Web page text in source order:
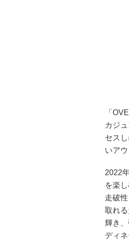
「
カジ
セス
いア
2022
を楽
走破
取れ
輝き
ディネ